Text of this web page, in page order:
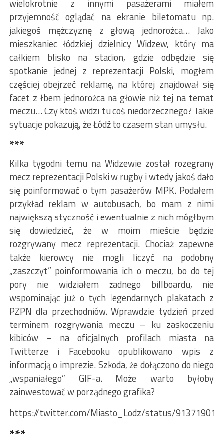
wielokrotnie z innymi pasażerami miałem
przyjemność oglądać na ekranie biletomatu np.
jakiegoś mężczyznę z głową jednorożca… Jako
mieszkaniec łódzkiej dzielnicy Widzew, który ma
całkiem blisko na stadion, gdzie odbędzie się
spotkanie jednej z reprezentacji Polski, mogłem
częściej obejrzeć reklamę, na której znajdował się
facet z łbem jednorożca na głowie niż tej na temat
meczu… Czy ktoś widzi tu coś niedorzecznego? Takie
sytuacje pokazują, że Łódź to czasem stan umysłu.
***
Kilka tygodni temu na Widzewie został rozegrany
mecz reprezentacji Polski w rugby i wtedy jakoś dało
się poinformować o tym pasażerów MPK. Podałem
przykład reklam w autobusach, bo mam z nimi
największą styczność i ewentualnie z nich mógłbym
się dowiedzieć, że w moim mieście będzie
rozgrywany mecz reprezentacji. Chociaż zapewne
także kierowcy nie mogli liczyć na podobny
„zaszczyt” poinformowania ich o meczu, bo do tej
pory nie widziałem żadnego billboardu, nie
wspominając już o tych legendarnych plakatach z
PZPN dla przechodniów. Wprawdzie tydzień przed
terminem rozgrywania meczu – ku zaskoczeniu
kibiców – na oficjalnych profilach miasta na
Twitterze i Facebooku opublikowano wpis z
informacją o imprezie. Szkoda, że dołączono do niego
„wspaniałego” GIF-a. Może warto byłoby
zainwestować w porządnego grafika?
https://twitter.com/Miasto_Lodz/status/